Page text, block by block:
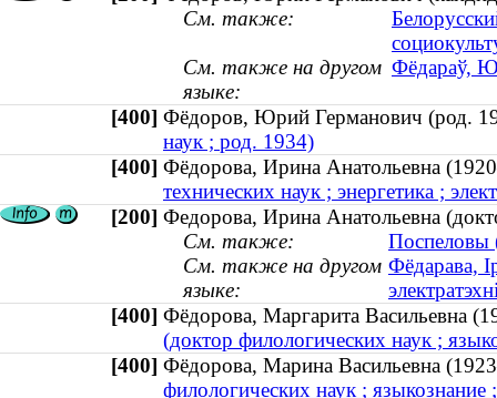
См. также:
См. также на другом
языке:
Фёдараў,
[400] Фёдоров, Юрий Германович (род.
наук ; род. 1934)
[400] Фёдорова, Ирина Анатольевна
технических наук ; энергетика ;
[200] Федорова, Ирина Анатольевна
См. также:
Поспеловы
См. также на другом
языке:
Фёдарава,
[400] Фёдорова, Маргарита
(доктор филологических наук ;
[400] Фёдорова, Марина Васильевна
филологических наук ;